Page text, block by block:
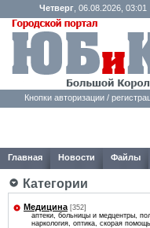
Четверг, 06.08.2026, 03:01
Кнопки авторизации /
Главная Новости Файлы
Категории
Медицина [352]
аптеки, больницы и медцентры,
наркология, оптика, скорая помощь